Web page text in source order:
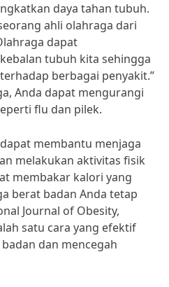
daya tahan tubuh.
ahli olahraga dari
dapat
tubuh kita sehingga
berbagai penyakit.”
Anda dapat mengurangi
flu dan pilek.
membantu menjaga
melakukan aktivitas fisik
membakar kalori yang
berat badan Anda tetap
Journal of Obesity,
satu cara yang efektif
dan mencegah